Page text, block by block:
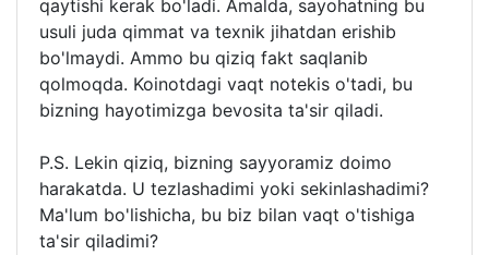
qaytishi kerak bo'ladi. Amalda, sayohatning bu
usuli juda qimmat va texnik jihatdan erishib
bo'lmaydi. Ammo bu qiziq fakt saqlanib
qolmoqda. Koinotdagi vaqt notekis o'tadi, bu
bizning hayotimizga bevosita ta'sir qiladi.
P.S. Lekin qiziq, bizning sayyoramiz doimo
harakatda. U tezlashadimi yoki sekinlashadimi?
Ma'lum bo'lishicha, bu biz bilan vaqt o'tishiga
ta'sir qiladimi?